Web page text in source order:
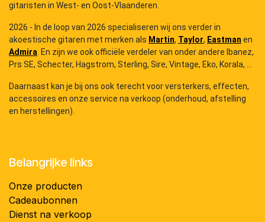
gitaristen in West- en Oost-Vlaanderen.
2026 - In de loop van 2026 specialiseren wij ons verder in
akoestische gitaren met merken als Martin, Taylor, Eastman en
Admira. En zijn we ook officiële verdeler van onder andere Ibanez,
Prs SE, Schecter, Hagstrom, Sterling, Sire, Vintage, Eko, Korala, ...
Daarnaast kan je bij ons ook terecht voor versterkers, effecten,
accessoires en onze service na verkoop (onderhoud, afstelling
en herstellingen).
Belangrijke links
Onze producten
Cadeaubonnen
Dienst na verkoop